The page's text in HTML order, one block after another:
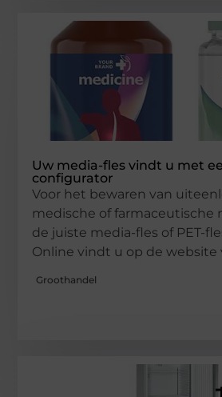
Uw media-fles vindt u met
configurator
Voor het bewaren van
medische of farmaceutische
de juiste media-fles of PET-
Online vindt u op de website
Groothandel